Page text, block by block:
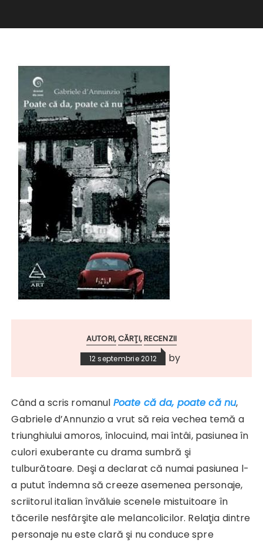
AUTORI CĂRŢI RECENZII
12 septembrie 2012 by
Când a scris romanul Poate că da, poate că nu,
Gabriele d’Annunzio a vrut să reia vechea temă a
triunghiului amoros, înlocuind, mai întâi, pasiunea în
culori exuberante cu drama sumbră şi
tulburătoare. Deşi a declarat că numai pasiunea l-
a putut îndemna să creeze asemenea personaje,
scriitorul italian învăluie scenele mistuitoare în
tăcerile nesfârşite ale melancolicilor. Relaţia dintre
personaje nu este clară şi nu conduce spre